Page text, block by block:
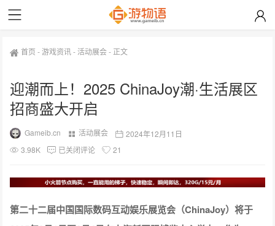
首页 -游戏资讯-活动展会- 正文
迎潮而上！2025 ChinaJoy潮·生活展区
招商盛大开启
Gameib.cn 活动展会
2024年12月11日
3.98K
已关闭评论 21
第二十二届中国国际数码互动娱乐展览会（ChinaJoy）将于